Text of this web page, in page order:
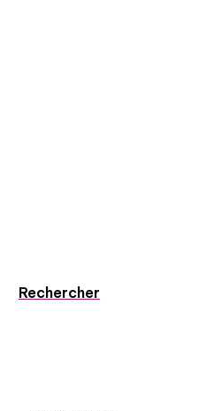
Rechercher